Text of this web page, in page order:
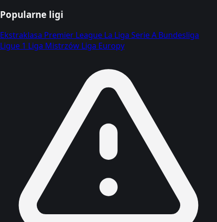
Popularne ligi
Ekstraklasa Premier League La Liga Serie A Bundesliga
Ligue 1 Liga Mistrzów Liga Europy